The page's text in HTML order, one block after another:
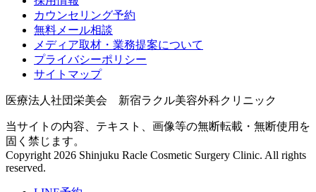
カウンセリング予約
無料メール相談
メディア取材・業務提案について
プライバシーポリシー
サイトマップ
医療法人社団栄美会 新宿ラクル美容外科クリニック
当サイトの内容、テキスト、画像等の無断転載・無断使用を
固く禁じます。
Copyright 2026 Shinjuku Racle Cosmetic Surgery Clinic. All rights
reserved.